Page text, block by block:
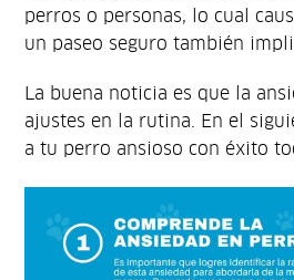
perros o personas, lo cual
un paseo seguro también
La buena noticia es que la
ajustes en la rutina. En el
a tu perro ansioso con éxito